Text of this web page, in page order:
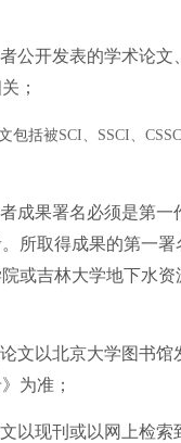
公开发表的学术论文
；
包括被SCI、 SSCI、
成果署名必须是第一
所取得成果的第一
或吉林大学地下水资
文以北京大学图书馆
为准；
以现刊或以网上检索